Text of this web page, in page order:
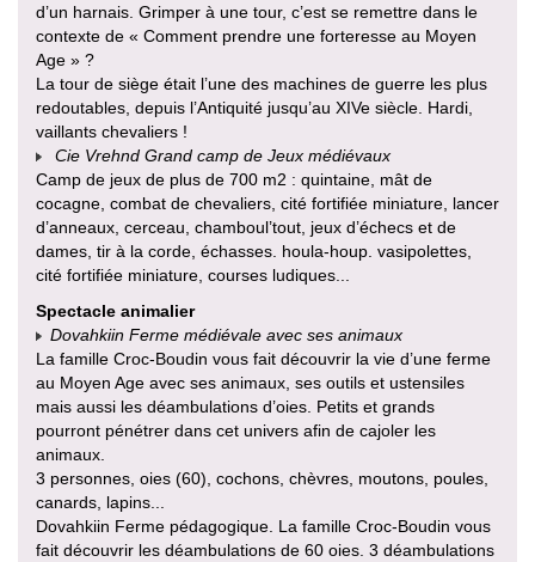
d’un harnais. Grimper à une tour, c’est se remettre dans le
contexte de « Comment prendre une forteresse au Moyen
Age » ?
La tour de siège était l’une des machines de guerre les plus
redoutables, depuis l’Antiquité jusqu’au XIVe siècle. Hardi,
vaillants chevaliers !
Cie Vrehnd Grand camp de Jeux médiévaux
Camp de jeux de plus de 700 m2 : quintaine, mât de
cocagne, combat de chevaliers, cité fortifiée miniature, lancer
d’anneaux, cerceau, chamboul’tout, jeux d’échecs et de
dames, tir à la corde, échasses. houla-houp. vasipolettes,
cité fortifiée miniature, courses ludiques...
Spectacle animalier
Dovahkiin Ferme médiévale avec ses animaux
La famille Croc-Boudin vous fait découvrir la vie d’une ferme
au Moyen Age avec ses animaux, ses outils et ustensiles
mais aussi les déambulations d’oies. Petits et grands
pourront pénétrer dans cet univers afin de cajoler les
animaux.
3 personnes, oies (60), cochons, chèvres, moutons, poules,
canards, lapins...
Dovahkiin Ferme pédagogique. La famille Croc-Boudin vous
fait découvrir les déambulations de 60 oies. 3 déambulations